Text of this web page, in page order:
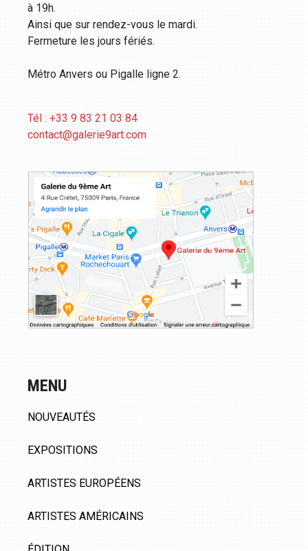
à 19h.
Ainsi que sur rendez-vous le mardi.
Fermeture les jours fériés.
Métro Anvers ou Pigalle ligne 2.
Tél : +33 9 83 21 03 84
contact@galerie9art.com
MENU
NOUVEAUTÉS
EXPOSITIONS
ARTISTES EUROPÉENS
ARTISTES AMÉRICAINS